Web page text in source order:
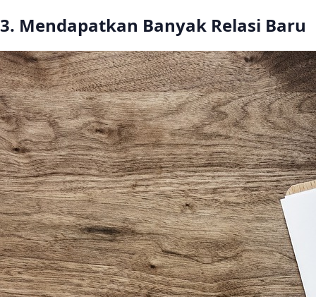
3. Mendapatkan Banyak Relasi Baru